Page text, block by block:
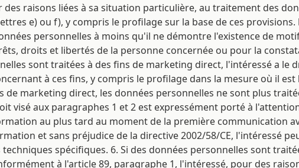
raisons liées à sa situation particulière, au traitement des
e) ou f), y compris le profilage sur la base de ces provisions.
personnelles à moins qu'il ne démontre l'existence de
droits et libertés de la personne concernée ou pour la
sont traitées à des fins de marketing direct, l'intéressé a le
à ces fins, y compris le profilage dans la mesure où il
marketing direct, les données personnelles ne sont plus
visé aux paragraphes 1 et 2 est expressément porté à
au plus tard au moment de la première communication
et sans préjudice de la directive 2002/58/CE, l'intéressé
spécifiques. 6. Si des données personnelles sont
à l'article 89, paragraphe 1, l'intéressé, pour des